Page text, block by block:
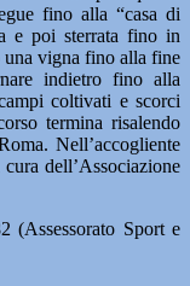
fino alla “casa di
e poi sterrata fino in
una vigna fino alla fine
indietro fino alla
coltivati e scorci
termina risalendo
Nell’accogliente
dell’Associazione
Sport e